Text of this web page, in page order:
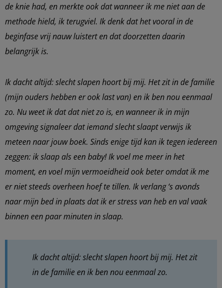
de knie had, en merkte ook dat wanneer ik me niet aan de
methode hield, ik terugviel. Ik denk dat het vooral in de
beginfase vrij nauw luistert en dat doorzetten daarin
belangrijk is.
Ik dacht altijd: slecht slapen hoort bij mij. Het zit in de familie
(mijn ouders hebben er ook last van) en ik ben nou eenmaal
zo. Nu weet ik dat dat niet zo is, en wanneer ik in mijn
omgeving signaleer dat iemand slecht slaapt verwijs ik
meteen naar jouw boek. Sinds enige tijd kan ik tegen iedereen
zeggen: ik slaap als een baby! Ik voel me meer in het
moment, en voel mijn vermoeidheid ook beter omdat ik me
er niet steeds overheen hoef te tillen. Ik verlang ‘s avonds
naar mijn bed in plaats dat ik er stress van heb en val vaak
binnen een paar minuten in slaap.
Ik dacht altijd: slecht slapen hoort bij mij. Het zit
in de familie en ik ben nou eenmaal zo.